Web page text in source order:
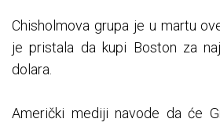
Chisholmova grupa je u martu
je pristala da kupi Boston za
dolara.
Američki mediji navode da će